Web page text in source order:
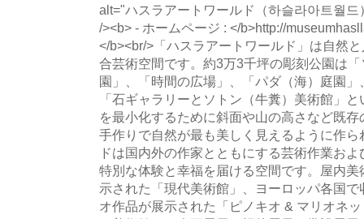
alt="ハスラアートワールド（하슬라아트월
/><b> - ホームページ : </b>http://
</b><br/>「ハスラアートワールド」は自然
合芸術空間です。約3万3千坪の彫刻公園は
園」、「時間の広場」、「パダ（海）庭園
「石ギャラリーとソトン（牛糞）美術館」
を最小化するために斜面や山の高さなど既
手作りで自然が最も美しく見えるように作
ドは国内外の作家とともにする芸術作業お
特別な体験と幸福を届ける空間です。屋内
示された「現代美術館」、ヨーロッパ各国
オ作品が展示された「ピノキオ & マリオネ